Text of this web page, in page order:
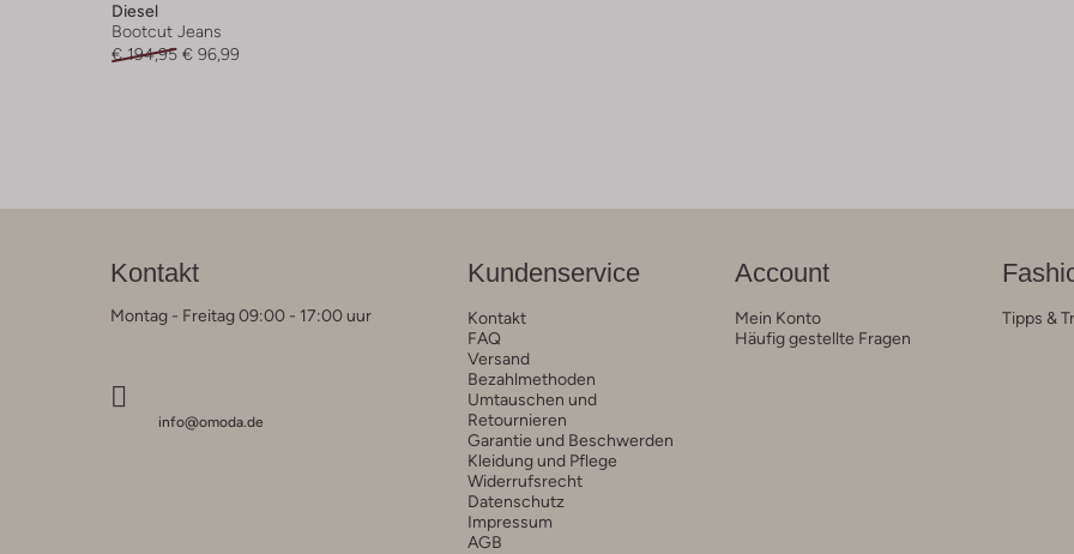
Diesel
Bootcut Jeans
€ 194,95 € 96,99
Kontakt
Montag - Freitag 09:00 - 17:00 uur
info@omoda.de
Kundenservice
Kontakt
FAQ
Versand
Bezahlmethoden
Umtauschen und
Retournieren
Garantie und Beschwerden
Kleidung und Pflege
Widerrufsrecht
Datenschutz
Impressum
AGB
Account
Mein Konto
Häufig gestellte Fragen
Tipps &